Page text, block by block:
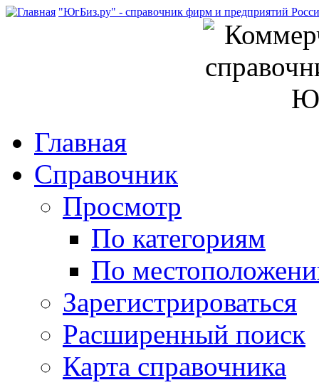
"ЮгБиз.ру" - справочник фирм и предприятий
Главная
Справочник
Просмотр
По категориям
По
Зарегистрироваться
Расширенный поиск
Карта справочника